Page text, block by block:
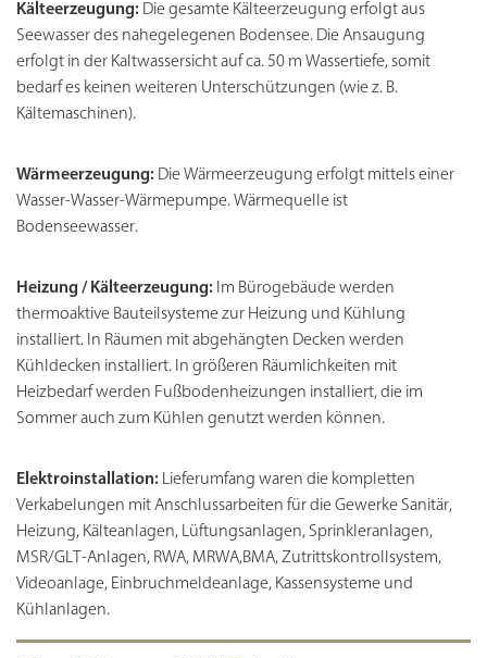
Kälteerzeugung: Die gesamte Kälteerzeugung erfolgt aus
Seewasser des nahegelegenen Bodensee. Die Ansaugung
erfolgt in der Kaltwassersicht auf ca. 50 m Wassertiefe, somit
bedarf es keinen weiteren Unterschützungen (wie z. B.
Kältemaschinen).
Wärmeerzeugung: Die Wärmeerzeugung erfolgt mittels einer
Wasser-Wasser-Wärmepumpe. Wärmequelle ist
Bodenseewasser.
Heizung / Kälteerzeugung: Im Bürogebäude werden
thermoaktive Bauteilsysteme zur Heizung und Kühlung
installiert. In Räumen mit abgehängten Decken werden
Kühldecken installiert. In größeren Räumlichkeiten mit
Heizbedarf werden Fußbodenheizungen installiert, die im
Sommer auch zum Kühlen genutzt werden können.
Elektroinstallation: Lieferumfang waren die kompletten
Verkabelungen mit Anschlussarbeiten für die Gewerke Sanitär,
Heizung, Kälteanlagen, Lüftungsanlagen, Sprinkleranlagen,
MSR/GLT-Anlagen, RWA, MRWA,BMA, Zutrittskontrollsystem,
Videoanlage, Einbruchmeldeanlage, Kassensysteme und
Kühlanlagen.